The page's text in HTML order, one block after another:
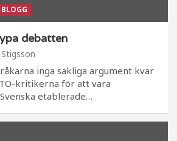
debatten
inga sakliga argument kvar
kritikerna för att vara
etablerade…